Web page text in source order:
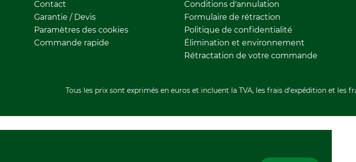
Contact
Garantie / Devis
Paramètres des cookies
Commande rapide
Conditions d'annulation
Formulaire de rétraction
Politique de confidentialité
Élimination et environnement
Rétractation de votre commande
Tous les prix sont exprimés en euros et incluent la TVA, les frais d'expédition et